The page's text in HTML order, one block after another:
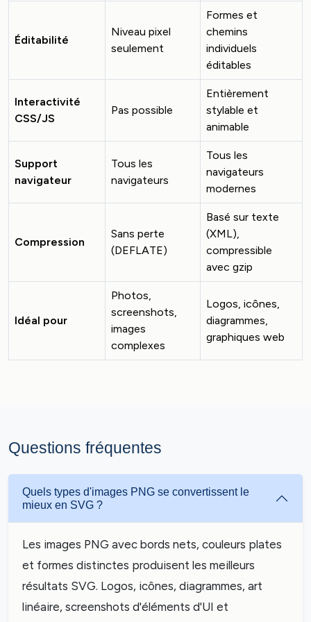
Éditabilité
Niveau pixel
seulement
Formes et
chemins
individuels
éditables
Interactivité
CSS/JS
Pas possible
Entièrement
stylable et
animable
Support
navigateur
Tous les
navigateurs
Tous les
navigateurs
modernes
Compression
Sans perte
(DEFLATE)
Basé sur texte
(XML),
compressible
avec gzip
Idéal pour
Photos,
screenshots,
images
complexes
Logos, icônes,
diagrammes,
graphiques web
Questions fréquentes
Quels types d'images PNG se convertissent le
mieux en SVG ?
Les images PNG avec bords nets, couleurs plates
et formes distinctes produisent les meilleurs
résultats SVG. Logos, icônes, diagrammes, art
linéaire, screenshots d'éléments d'UI et